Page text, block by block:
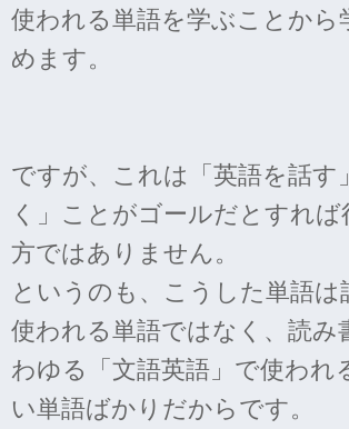
使われる単語を学ぶことから
めます。
ですが、これは「英語を話す
く」ことがゴールだとすれば
方ではありません。
というのも、こうした単語は
使われる単語ではなく、読み
わゆる「文語英語」で使われ
い単語ばかりだからです。